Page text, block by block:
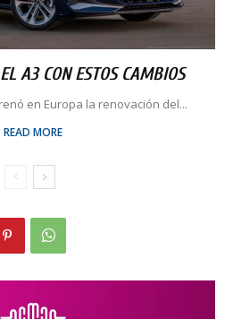
A3 CON ESTOS CAMBIOS
en Europa la renovación del...
READ MORE